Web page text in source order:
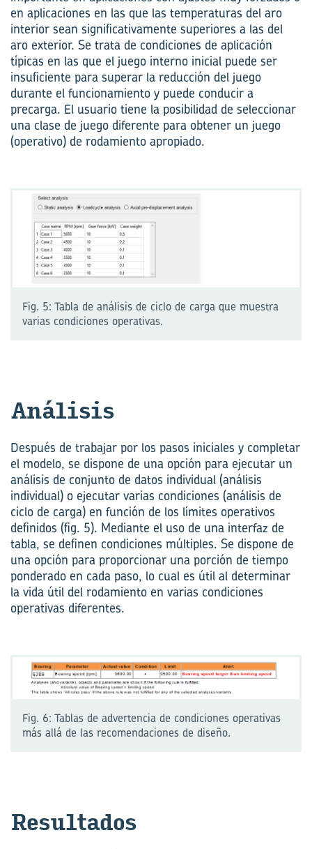
en aplicaciones en las que las temperaturas del aro
interior sean significativamente superiores a las del
aro exterior. Se trata de condiciones de aplicación
típicas en las que el juego interno inicial puede ser
insuficiente para superar la reducción del juego
durante el funcionamiento y puede conducir a
precarga. El usuario tiene la posibilidad de seleccionar
una clase de juego diferente para obtener un juego
(operativo) de rodamiento apropiado.
Fig. 5: Tabla de análisis de ciclo de carga que muestra
varias condiciones operativas.
Aná­li­sis
Después de trabajar por los pasos iniciales y completar
el modelo, se dispone de una opción para ejecutar un
análisis de conjunto de datos individual (análisis
individual) o ejecutar varias condiciones (análisis de
ciclo de carga) en función de los límites operativos
definidos (fig. 5). Mediante el uso de una interfaz de
tabla, se definen condiciones múltiples. Se dispone de
una opción para proporcionar una porción de tiempo
ponderado en cada paso, lo cual es útil al determinar
la vida útil del rodamiento en varias condiciones
operativas diferentes.
Fig. 6: Tablas de advertencia de condiciones operativas
más allá de las recomendaciones de diseño.
Re­sul­ta­dos